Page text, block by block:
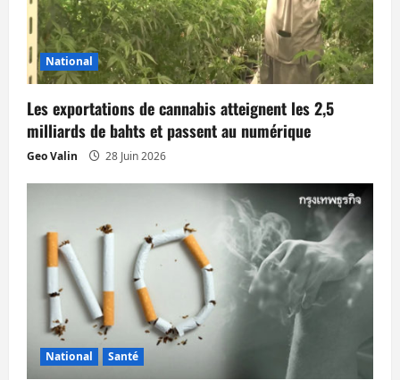
’
a
r
t
i
National
Les exportations de cannabis atteignent les 2,5
milliards de bahts et passent au numérique
Geo Valin 28 Juin 2026
National Santé